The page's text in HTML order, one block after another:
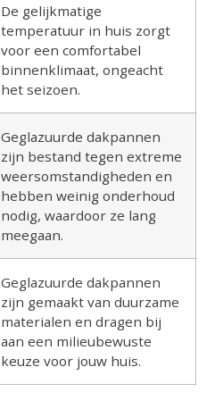
De gelijkmatige
temperatuur in huis zorgt
voor een comfortabel
binnenklimaat, ongeacht
het seizoen.
Geglazuurde dakpannen
zijn bestand tegen extreme
weersomstandigheden en
hebben weinig onderhoud
nodig, waardoor ze lang
meegaan.
Geglazuurde dakpannen
zijn gemaakt van duurzame
materialen en dragen bij
aan een milieubewuste
keuze voor jouw huis.